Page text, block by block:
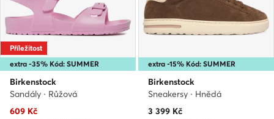
extra -35% Kód: SUMMER
Příležitost
Birkenstock
Sandály · Růžová
Aktuální cena
609 Kč
extra -15% Kód: SUMMER
Birkenstock
Sneakersy · Hnědá
Aktuální cena
3 399 Kč